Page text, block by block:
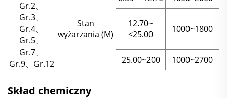
Gr.2、
Gr.3、
Gr.4、
Gr.5、
Gr.7、
Gr.9、Gr.12
Stan
wyżarzania (M)
12.70~
<25.00
1000~1800
25.00~200 1000~2700
Skład chemiczny